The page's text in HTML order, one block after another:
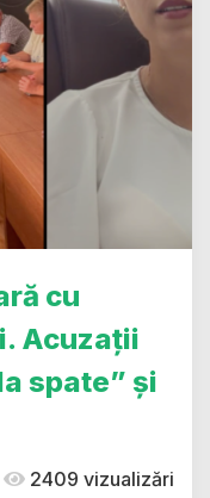
cu
Acuzații
spate” și
2409 vizualizări